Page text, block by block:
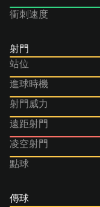
衝刺速度
射門
站位
進球時機
射門威力
遠距射門
凌空射門
點球
傳球